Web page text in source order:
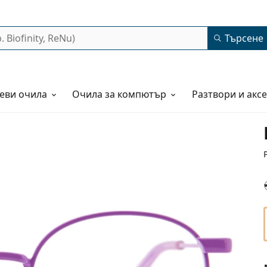
Търсене
очила Очила за компютър Разтвори и